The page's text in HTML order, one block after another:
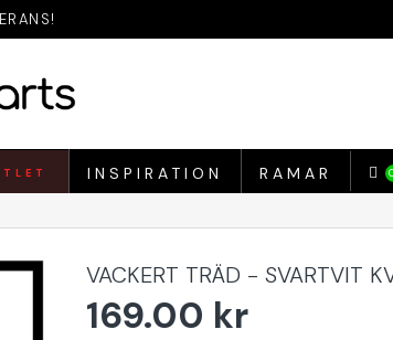
INSPIRATION RAMAR
VACKERT TRÄD - SVARTVIT
169.00 kr